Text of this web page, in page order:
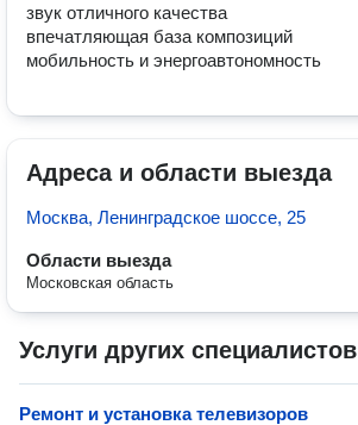
звук отличного качества
впечатляющая база композиций
мобильность и энергоавтономность
Адреса и области выезда
Москва, Ленинградское шоссе, 25
Области выезда
Московская область
Услуги других специалистов
Ремонт и установка телевизоров